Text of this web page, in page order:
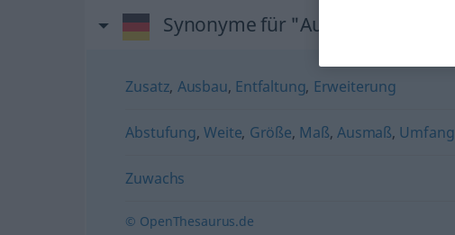
Synonyme für "Ausdehnung"
Zusatz, Ausbau, Entfaltung, Erweiterung
Abstufung,Weite, Größe, Maß,Ausmaß, Umfang
Zuwachs
© OpenThesaurus.de